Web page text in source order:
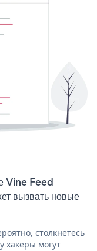
Vine Feed
вызвать новые
столкнетесь
хакеры могут